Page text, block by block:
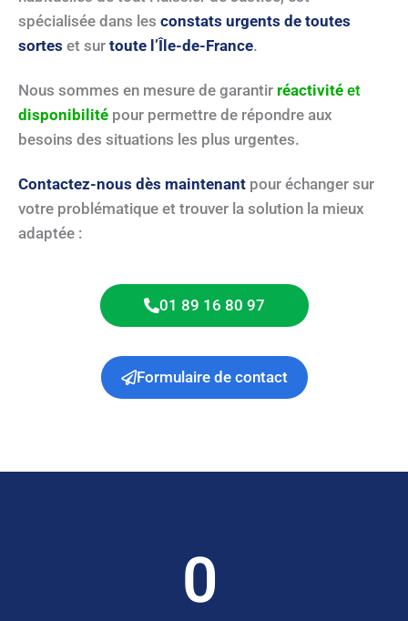
spécialisée dans les constats urgents de toutes
sortes et sur toute l’Île-de-France.
Nous sommes en mesure de garantir réactivité et
disponibilité pour permettre de répondre aux
besoins des situations les plus urgentes.
Contactez-nous dès maintenant pour échanger sur
votre problématique et trouver la solution la mieux
adaptée :
01 89 16 80 97
Formulaire de contact
0